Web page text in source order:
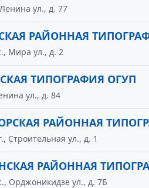
ул., д. 77
РАЙОННАЯ
Мира ул., д. 2
ТИПОГРАФИЯ ОГУП
ул., д. 84
РАЙОННАЯ
Строительная ул., д. 1
РАЙОННАЯ
Орджоникидзе ул., д. 7Б